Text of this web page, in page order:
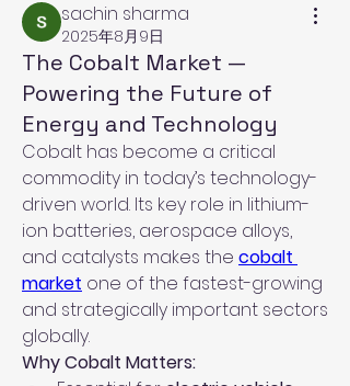
sachin sharma
2025年8月9日
The Cobalt Market —
Powering the Future of
Energy and Technology
Cobalt has become a critical
commodity in today’s technology-
driven world. Its key role in lithium-
ion batteries, aerospace alloys,
and catalysts makes the cobalt
market one of the fastest-growing
and strategically important sectors
globally.
Why Cobalt Matters: